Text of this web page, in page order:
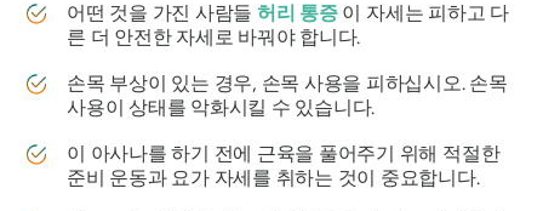
어떤 것을 가진 사람들 허리 통증이 자세는 피하고 다
른 더 안전한 자세로 바꿔야 합니다.
손목 부상이 있는 경우, 손목 사용을 피하십시오. 손목
사용이 상태를 악화시킬 수 있습니다.
이 아사나를 하기 전에 근육을 풀어주기 위해 적절한
준비 운동과 요가 자세를 취하는 것이 중요합니다.